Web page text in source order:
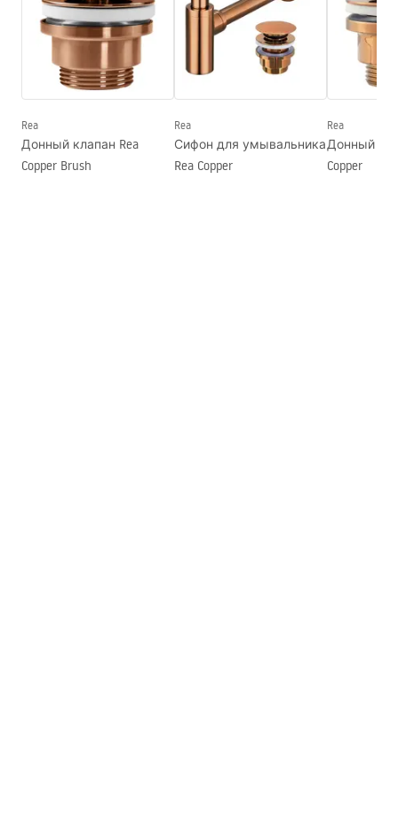
Длина
500мм
Ширина
355
Высота
Глубина
Форма
Отверстие на смеситель
Нет
Условия гарантии
Warranty_Terms_and_Conditions_Basins_-_5.pdf
Rea
Донный клапан Rea
Copper Brush
Rea
Сифон для умывальника
Rea Copper
Rea
Донный
Copper